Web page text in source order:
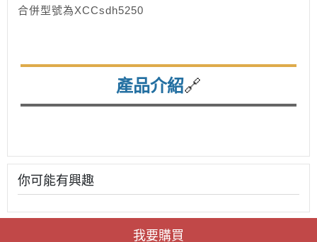
合併型號為XCCsdh5250
產品介紹🔗
你可能有興趣
我要購買